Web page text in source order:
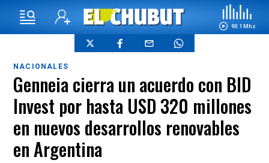
90.1 Mhz
NACIONALES
Genneia cierra un acuerdo con BID
Invest por hasta USD 320 millones
en nuevos desarrollos renovables
en Argentina